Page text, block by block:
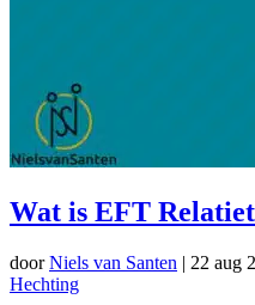
Wat is EFT
doorNiels van Santen | 22 aug
Hechting